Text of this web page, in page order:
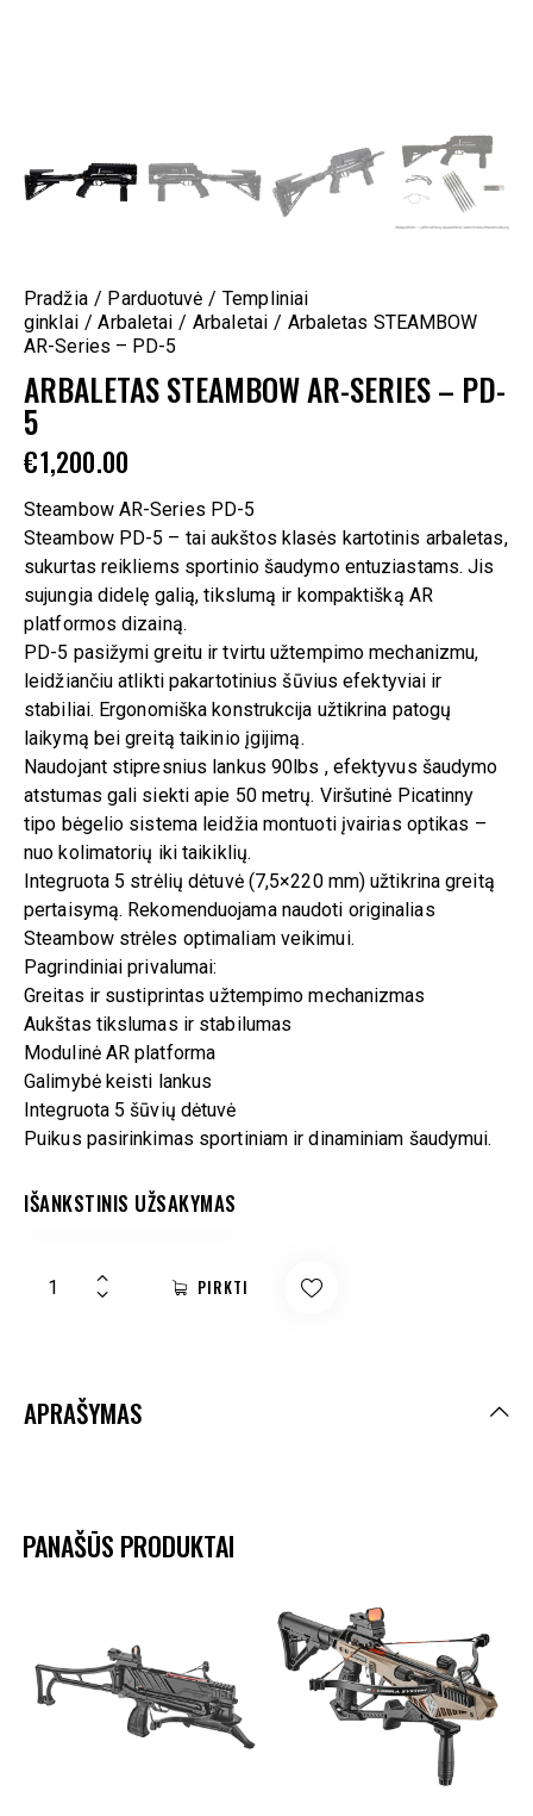
Pradžia Parduotuvė
Templiniai
ginklai
Arbaletai Arbaletai
Arbaletas STEAMBOW
AR-Series – PD-5
ARBALETAS STEAMBOW AR-SERIES – PD-
5
€1,200.00
Steambow AR-Series PD-5
Steambow PD-5 – tai aukštos klasės kartotinis arbaletas,
sukurtas reikliems sportinio šaudymo entuziastams. Jis
sujungia didelę galią, tikslumą ir kompaktišką AR
platformos dizainą.
PD-5 pasižymi greitu ir tvirtu užtempimo mechanizmu,
leidžiančiu atlikti pakartotinius šūvius efektyviai ir
stabiliai. Ergonomiška konstrukcija užtikrina patogų
laikymą bei greitą taikinio įgijimą.
Naudojant stipresnius lankus 90lbs , efektyvus šaudymo
atstumas gali siekti apie 50 metrų. Viršutinė Picatinny
tipo bėgelio sistema leidžia montuoti įvairias optikas –
nuo kolimatorių iki taikiklių.
Integruota 5 strėlių dėtuvė (7,5×220 mm) užtikrina greitą
pertaisymą. Rekomenduojama naudoti originalias
Steambow strėles optimaliam veikimui.
Pagrindiniai privalumai:
Greitas ir sustiprintas užtempimo mechanizmas
Aukštas tikslumas ir stabilumas
Modulinė AR platforma
Galimybė keisti lankus
Integruota 5 šūvių dėtuvė
Puikus pasirinkimas sportiniam ir dinaminiam šaudymui.
IŠANKSTINIS UŽSAKYMAS
PIRKTI
APRAŠYMAS
PANAŠŪS PRODUKTAI